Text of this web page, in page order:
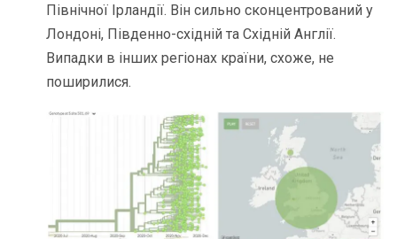
Північної Ірландії. Він сильно сконцентрований у
Лондоні, Південно-східній та Східній Англії.
Випадки в інших регіонах країни, схоже, не
поширилися.